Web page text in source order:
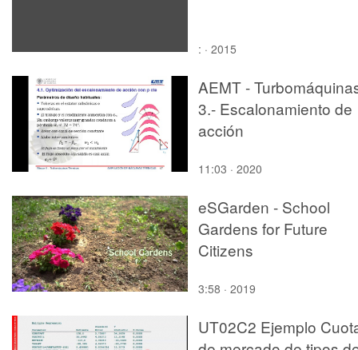
: · 2015
AEMT -
3.- Escalonamiento de
acción
11:03 · 2020
eSGarden - School
Gardens for Future
Citizens
3:58 · 2019
UT02C2 Ejemplo